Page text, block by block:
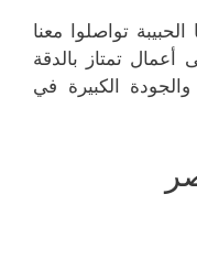
تواصلوا معنا
تمتاز بالدقة
الكبيرة في